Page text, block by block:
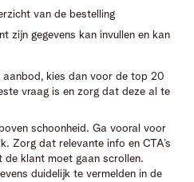
van de bestelling
zijn gegevens kan invullen en kan
aanbod, kies dan voor de top 20
vraag is en zorg dat deze al te
schoonheid. Ga vooral voor
Zorg dat relevante info en CTA’s
klant moet gaan scrollen.
duidelijk te vermelden in de